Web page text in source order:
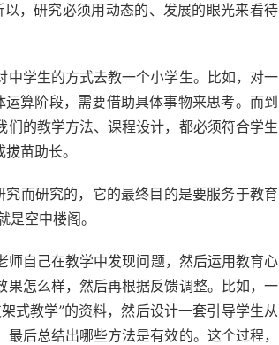
，研究必须用动态的、发展的眼光来看待
学生的方式去教一个小学生。比如，对一
算阶段，需要借助具体事物来思考。而到
的教学方法、课程设计，都必须符合学生
苗助长。
而研究的，它的最终目的是要服务于教育
空中楼阁。
师自己在教学中发现问题，然后运用教育心
怎么样，然后再根据反馈调整。比如，一
式教学”的资料，然后设计一套引导学生从
后总结出哪些方法是有效的。这个过程，